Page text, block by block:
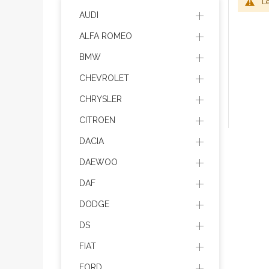
AUDI
ALFA ROMEO
BMW
CHEVROLET
CHRYSLER
CITROEN
DACIA
DAEWOO
DAF
DODGE
DS
FIAT